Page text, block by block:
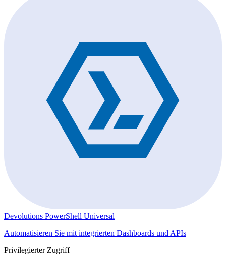
Devolutions PowerShell Universal
Automatisieren Sie mit integrierten Dashboards und APIs
Privilegierter Zugriff